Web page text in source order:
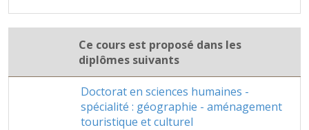
Ce cours est proposé dans les
diplômes suivants
Doctorat en sciences humaines -
spécialité : géographie - aménagement
touristique et culturel